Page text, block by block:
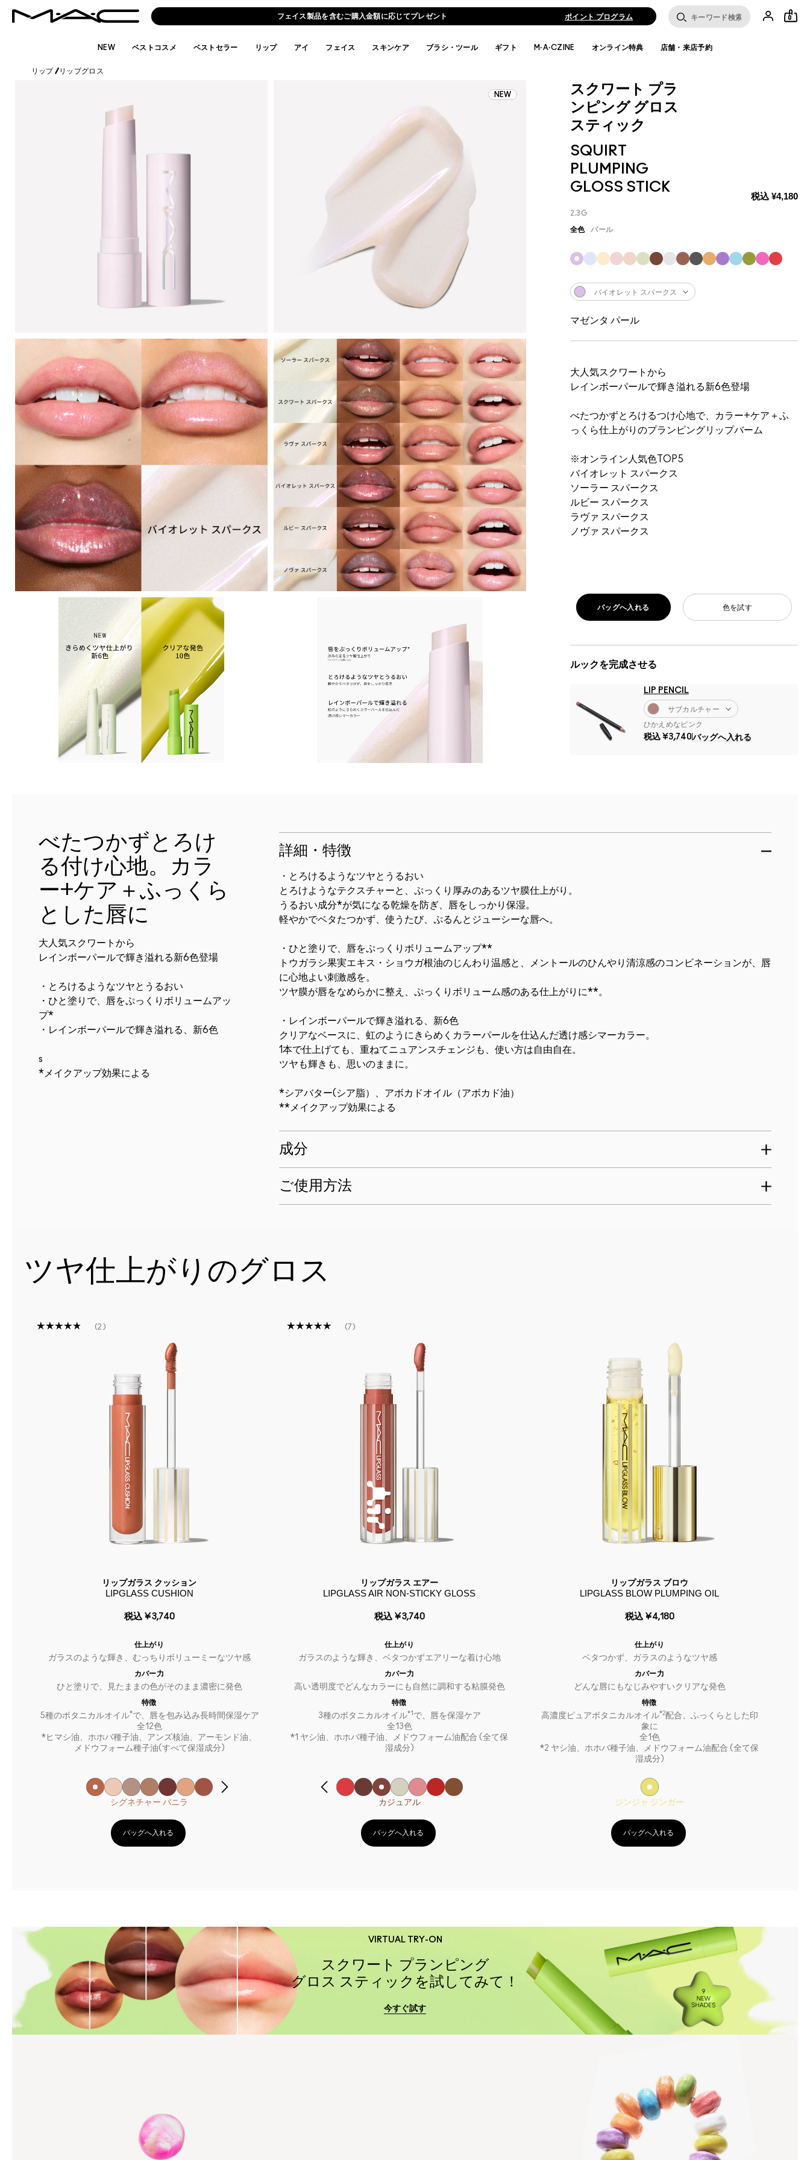
フェイス製品を含むご購入金額に応じてプレゼント ポイント プログラム 0
NEW ベストコスメ ベストセラー リップ アイ フェイス スキンケア ブラシ・ツール ギフト M·A·CZINE オンライン特典 店舗・来店予約
リップ/リップグロス
NEW
スクワート プラ
ンピング グロス
スティック
SQUIRT
PLUMPING
GLOSS STICK
税込 ¥4,180
2.3G
大人気スクワートから
レインボーパールで輝き溢れる新6色登場
べたつかずとろけるつけ心地で、カラー+ケア＋ふ
っくら仕上がりのプランピングリップバーム
※オンライン人気色TOP5
バイオレット スパークス
ソーラー スパークス
ルビー スパークス
ラヴァ スパークス
ノヴァ スパークス
全色 パール
バイオレット スパークス
マゼンタ パール
ルックを完成させる
LIP PENCIL
サブカルチャー
ひかえめなピンク
税込 ¥3,740バッグへ入れる
色を試す
バッグへ入れる
べたつかずとろけ
る付け心地。カラ
ー+ケア＋ふっくら
とした唇に
大人気スクワートから​
レインボーパールで輝き溢れる新6色登場
・とろけるようなツヤとうるおい
・ひと塗りで、唇をぷっくりボリュームアッ
プ*
・レインボーパールで輝き溢れる、新6色
s
*メイクアップ効果による
詳細・特徴
・とろけるようなツヤとうるおい
とろけようなテクスチャーと、ぷっくり厚みのあるツヤ膜仕上がり。
うるおい成分*が気になる乾燥を防ぎ、唇をしっかり保湿。
軽やかでベタたつかず、使うたび、ぷるんとジューシーな唇へ。
・ひと塗りで、唇をぷっくりボリュームアップ**
トウガラシ果実エキス・ショウガ根油のじんわり温感と、メントールのひんやり清涼感のコンビネーションが、唇
に心地よい刺激感を。
ツヤ膜が唇をなめらかに整え、ぷっくりボリューム感のある仕上がりに**。
・レインボーパールで輝き溢れる、新6色
クリアなベースに、虹のようにきらめくカラーパールを仕込んだ透け感シマーカラー。
1本で仕上げても、重ねてニュアンスチェンジも、使い方は自由自在。
ツヤも輝きも、思いのままに。
*シアバター(シア脂）、アボカドオイル（アボカド油）
**メイクアップ効果による
成分
ご使用方法
ツヤ仕上がりのグロス
2
リップガラス クッション
LIPGLASS CUSHION
税込 ¥3,740
仕上がり
ガラスのような輝き、むっちりボリューミーなツヤ感
カバー力
ひと塗りで、見たままの色がそのまま濃密に発色
特徴
5種のボタニカルオイル*で、唇を包み込み長時間保湿ケア
全12色
*ヒマシ油、ホホバ種子油、アンズ核油、アーモンド油、
メドウフォーム種子油(すべて保湿成分)
シグネチャー バニラ
バッグへ入れる
7
リップガラス エアー
LIPGLASS AIR NON-STICKY GLOSS
税込 ¥3,740
仕上がり
ガラスのような輝き、ベタつかずエアリーな着け心地
カバー力
高い透明度でどんなカラーにも自然に調和する粘膜発色
特徴
3種のボタニカルオイル*1 で、唇を保湿ケア
全13色
*1 ヤシ油、ホホバ種子油、メドウフォーム油配合 (全て保
湿成分)
カジュアル
バッグへ入れる
リップガラス ブロウ
LIPGLASS BLOW PLUMPING OIL
税込 ¥4,180
仕上がり
ベタつかず、ガラスのようなツヤ感
カバー力
どんな唇にもなじみやすいクリアな発色
特徴
高濃度ピュアボタニカルオイル*2配合、ふっくらとした印
象に
全1色
*2 ヤシ油、ホホバ種子油、メドウフォーム油配合 (全て保
湿成分)
ジンジャ ジンガー
バッグへ入れる
VIRTUAL TRY-ON
スクワート プランピング
グロス スティックを試してみて！
今すぐ試す